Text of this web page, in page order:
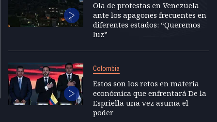
Ola de protestas en Venezuela
ante los apagones frecuentes en
diferentes estados: “Queremos
luz”
Colombia
Estos son los retos en materia
económica que enfrentará De la
Espriella una vez asuma el
poder